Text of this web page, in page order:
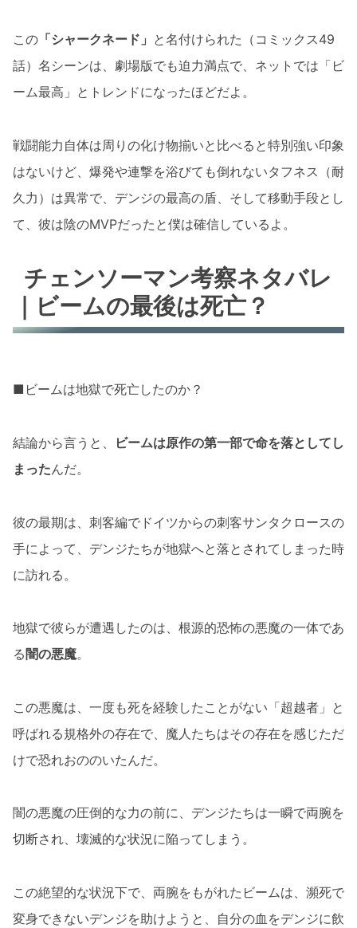
この 「シャークネード」 と名付けられた（コミックス49
話）名シーンは、劇場版でも迫力満点で、ネットでは「ビ
ーム最高」とトレンドになったほどだよ。
戦闘能力自体は周りの化け物揃いと比べると特別強い印象
はないけど、爆発や連撃を浴びても倒れないタフネス（耐
久力）は異常で、デンジの最高の盾、そして移動手段とし
て、彼は陰のMVPだったと僕は確信しているよ。
チェンソーマン考察ネタバレ
｜ビームの最後は死亡？
■ビームは地獄で死亡したのか？
結論から言うと、
ビームは原作の第一部で命を落としてし
まったんだ。
彼の最期は、刺客編でドイツからの刺客サンタクロースの
手によって、デンジたちが地獄へと落とされてしまった時
に訪れる。
地獄で彼らが遭遇したのは、根源的恐怖の悪魔の一体であ
る 闇の悪魔。
この悪魔は、一度も死を経験したことがない「超越者」と
呼ばれる規格外の存在で、魔人たちはその存在を感じただ
けで恐れおののいたんだ。
闇の悪魔の圧倒的な力の前に、デンジたちは一瞬で両腕を
切断され、壊滅的な状況に陥ってしまう。
この絶望的な状況下で、両腕をもがれたビームは、瀕死で
変身できないデンジを助けようと、自分の血をデンジに飲